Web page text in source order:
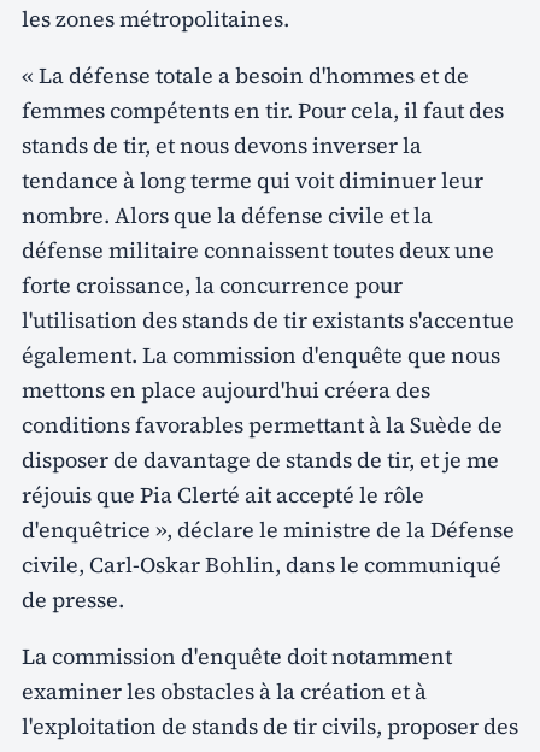
les zones métropolitaines.
« La défense totale a besoin d'hommes et de
femmes compétents en tir. Pour cela, il faut des
stands de tir, et nous devons inverser la
tendance à long terme qui voit diminuer leur
nombre. Alors que la défense civile et la
défense militaire connaissent toutes deux une
forte croissance, la concurrence pour
l'utilisation des stands de tir existants s'accentue
également. La commission d'enquête que nous
mettons en place aujourd'hui créera des
conditions favorables permettant à la Suède de
disposer de davantage de stands de tir, et je me
réjouis que Pia Clerté ait accepté le rôle
d'enquêtrice », déclare le ministre de la Défense
civile, Carl-Oskar Bohlin, dans le communiqué
de presse.
La commission d'enquête doit notamment
examiner les obstacles à la création et à
l'exploitation de stands de tir civils, proposer des